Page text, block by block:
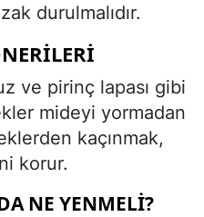
durulmalıdır.
ve pirinç lapası gibi
mideyi yormadan
kaçınmak,
korur.
NE YENMELI?